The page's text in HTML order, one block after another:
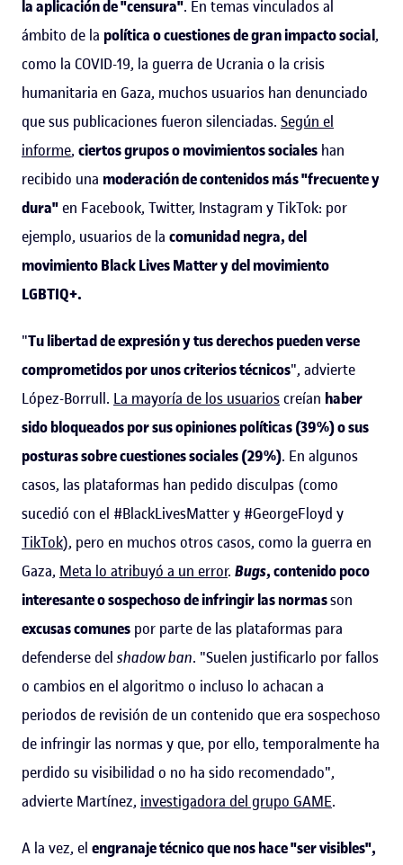
la aplicación de "censura". En temas vinculados al
ámbito de la política o cuestiones de gran impacto social,
como la COVID-19, la guerra de Ucrania o la crisis
humanitaria en Gaza, muchos usuarios han denunciado
que sus publicaciones fueron silenciadas. Según el
informe, ciertos grupos o movimientos sociales han
recibido una moderación de contenidos más "frecuente y
dura"en Facebook, Twitter, Instagram y TikTok: por
ejemplo, usuarios de la comunidad negra, del
movimiento Black Lives Matter y del movimiento
LGBTIQ+.
"Tu libertad de expresión y tus derechos pueden verse
comprometidos por unos criterios técnicos", advierte
López-Borrull. La mayoría de los usuarioscreían haber
sido bloqueados por sus opiniones políticas (39%) o sus
posturas sobre cuestiones sociales (29%). En algunos
casos, las plataformas han pedido disculpas (como
sucedió con el #BlackLivesMatter y #GeorgeFloyd y
TikTok), pero en muchos otros casos, como la guerra en
Gaza, Meta lo atribuyó a un error. Bugs, contenido poco
interesante o sospechoso de infringir las normasson
excusas comunes por parte de las plataformas para
defenderse del shadow ban. "Suelen justificarlo por fallos
o cambios en el algoritmo o incluso lo achacan a
periodos de revisión de un contenido que era sospechoso
de infringir las normas y que, por ello, temporalmente ha
perdido su visibilidad o no ha sido recomendado",
advierte Martínez, investigadora del grupo GAME.
A la vez, el engranaje técnico que nos hace "ser visibles",